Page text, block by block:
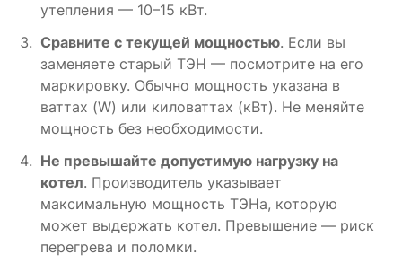
утепления — 10–15 кВт.
Сравните с текущей мощностью. Если вы
заменяете старый ТЭН — посмотрите на его
маркировку. Обычно мощность указана в
ваттах (W) или киловаттах (кВт). Не меняйте
мощность без необходимости.
Не превышайте допустимую нагрузку на
котел. Производитель указывает
максимальную мощность ТЭНа, которую
может выдержать котел. Превышение — риск
перегрева и поломки.